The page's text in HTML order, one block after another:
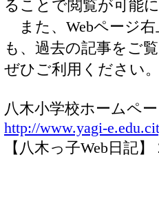
ることで閲覧が可能
また、Webページ
も、過去の記事をご
ぜひご利用ください
八木小学校ホームペ
http://www.yagi-
【八木っ子Web日記